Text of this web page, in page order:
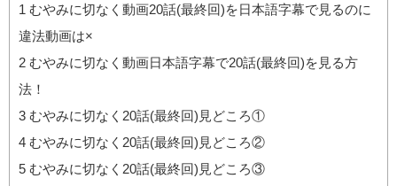
1 むやみに切なく動画20話(最終回)を日本語字幕で見るのに
違法動画は×
2 むやみに切なく動画日本語字幕で20話(最終回)を見る方
法！
3 むやみに切なく20話(最終回)見どころ①
4 むやみに切なく20話(最終回)見どころ②
5 むやみに切なく20話(最終回)見どころ③